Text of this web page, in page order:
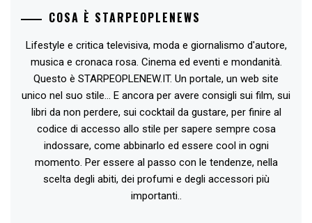
COSA È STARPEOPLENEWS
Lifestyle e critica televisiva, moda e giornalismo d'autore,
musica e cronaca rosa. Cinema ed eventi e mondanità.
Questo è STARPEOPLENEW.IT. Un portale, un web site
unico nel suo stile... E ancora per avere consigli sui film, sui
libri da non perdere, sui cocktail da gustare, per finire al
codice di accesso allo stile per sapere sempre cosa
indossare, come abbinarlo ed essere cool in ogni
momento. Per essere al passo con le tendenze, nella
scelta degli abiti, dei profumi e degli accessori più
importanti..